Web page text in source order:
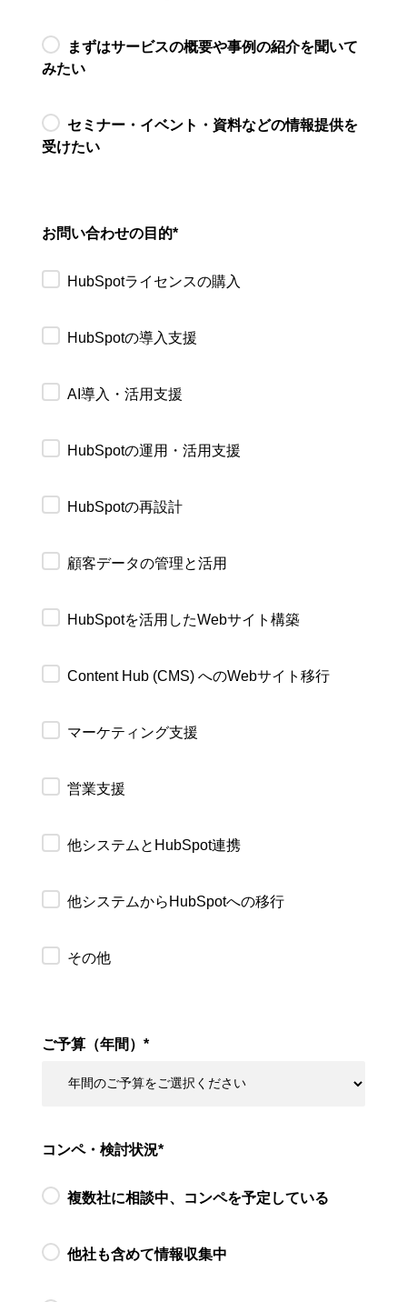
まずはサービスの概要や事例の紹介を聞いて
みたい
セミナー・イベント・資料などの情報提供を
受けたい
お問い合わせの目的*
HubSpotライセンスの購入
HubSpotの導入支援
AI導入・活用支援
HubSpotの運用・活用支援
HubSpotの再設計
顧客データの管理と活用
HubSpotを活用したWebサイト構築
Content Hub (CMS) へのWebサイト移行
マーケティング支援
営業支援
他システムとHubSpot連携
他システムからHubSpotへの移行
その他
ご予算（年間）*
コンペ・検討状況*
複数社に相談中、コンペを予定している
他社も含めて情報収集中